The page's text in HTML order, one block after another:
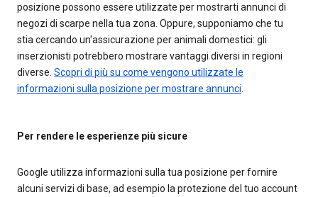
posizione possono essere utilizzate per mostrarti annunci di
negozi di scarpe nella tua zona. Oppure, supponiamo che tu
stia cercando un'assicurazione per animali domestici: gli
inserzionisti potrebbero mostrare vantaggi diversi in regioni
diverse. Scopri di più su come vengono utilizzate le
informazioni sulla posizione per mostrare annunci
Per rendere le esperienze più sicure
Google utilizza informazioni sulla tua posizione per fornire
alcuni servizi di base, ad esempio la protezione del tuo account